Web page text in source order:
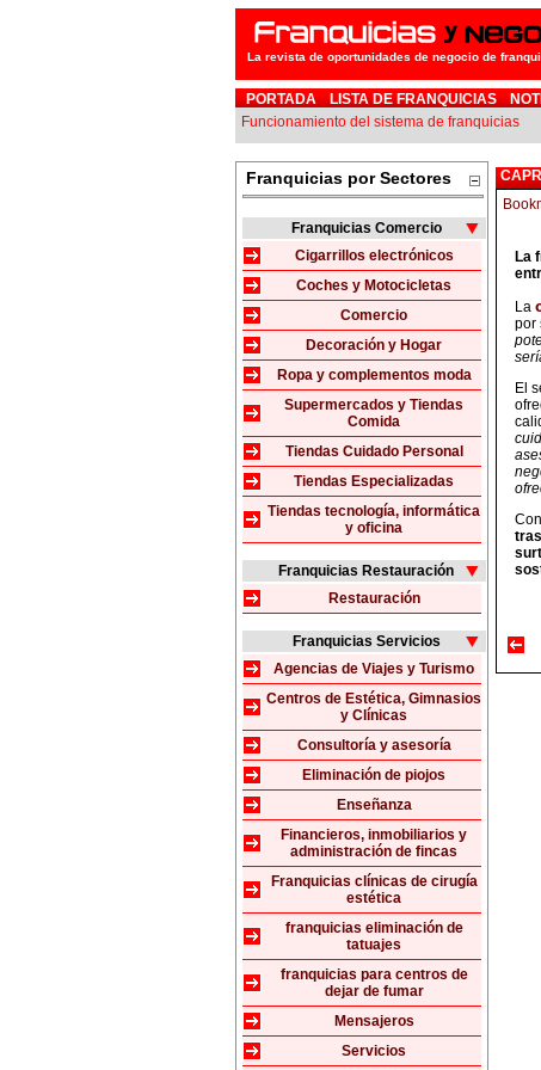
La revista de oportunidades de negocio de
PORTADA LISTA DE FRANQUICIAS
Funcionamiento del sistema de franquicias
Franquicias por Sectores
Franquicias Comercio
Cigarrillos electrónicos
Coches y Motocicletas
Comercio
Decoración y Hogar
Ropa y complementos moda
Supermercados y Tiendas
Comida
Tiendas Cuidado Personal
Tiendas Especializadas
Tiendas tecnología, informática
y oficina
Franquicias Restauración
Restauración
Franquicias Servicios
Agencias de Viajes y Turismo
Centros de Estética, Gimnasios
y Clínicas
Consultoría y asesoría
Eliminación de piojos
Enseñanza
Financieros, inmobiliarios y
administración de fincas
Franquicias clínicas de cirugía
estética
franquicias eliminación de
tatuajes
franquicias para centros de
dejar de fumar
Mensajeros
Servicios
La
La
por
El